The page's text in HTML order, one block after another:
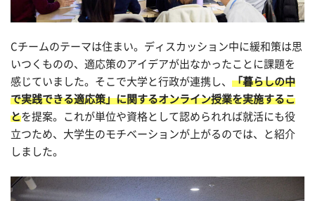
Cチームのテーマは住まい。ディスカッション中に緩和策は思
いつくものの、適応策のアイデアが出なかったことに課題を
感じていました。そこで大学と行政が連携し、 「暮らしの中
で実践できる適応策」に関するオンライン授業を実施するこ
とを提案。これが単位や資格として認められれば就活にも役
立つため、大学生のモチベーションが上がるのでは、と紹介
しました。